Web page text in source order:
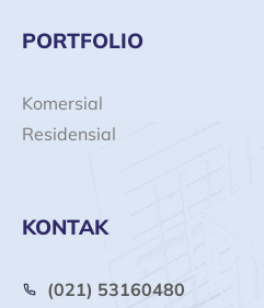
PORTFOLIO
Komersial
Residensial
KONTAK
(021) 53160480